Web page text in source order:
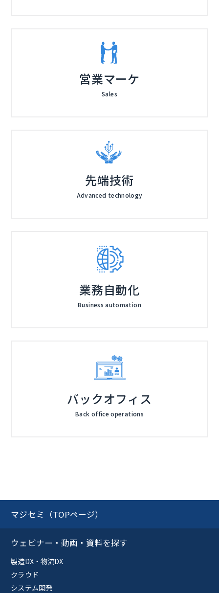
営業マーケ
Sales
先端技術
Advanced technology
業務自動化
Business automation
バックオフィス
Back office operations
マジセミ（TOPページ）
ウェビナー・動画・資料を探す
製造DX・物流DX
クラウド
システム開発